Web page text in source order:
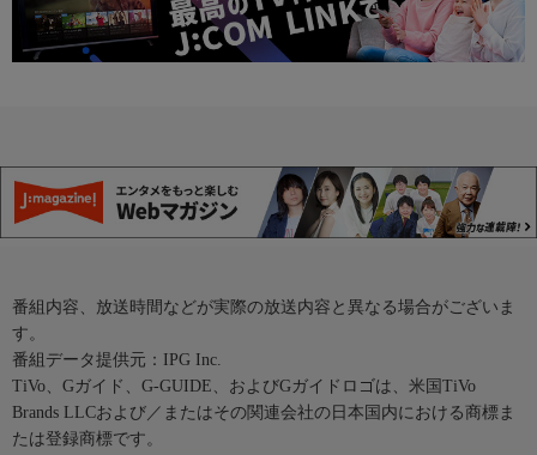
番組内容、放送時間などが実際の放送内容と異なる場合がございま
す。
番組データ提供元：IPG Inc.
TiVo、Gガイド、G-GUIDE、およびGガイドロゴは、米国TiVo
Brands LLCおよび／またはその関連会社の日本国内における商標ま
たは登録商標です。